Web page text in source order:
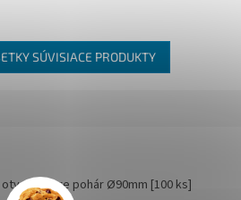
SÚVISIACE PRODUKTY
pre pohár Ø90mm [100 ks]